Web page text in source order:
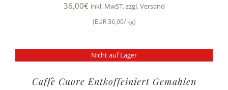
36,00€ inkl. MwST. zzgl. Versand
(EUR 36,00/ kg)
Nicht auf Lager
Caffè Cuore Entkoffeiniert Gemahlen